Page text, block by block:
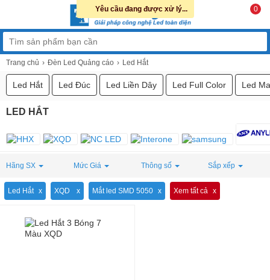
0
Trang chủ Đèn Led Quảng cáo Led Hắt
Led Hắt Led Đúc Led Liền Dây Led Full Color Led
LED HẮT
Hãng SX Mức Giá Thông số Sắp xếp
Led Hắt XQD Mắt led SMD 5050 Xem tất cả
Yêu cầu đang được xử lý...